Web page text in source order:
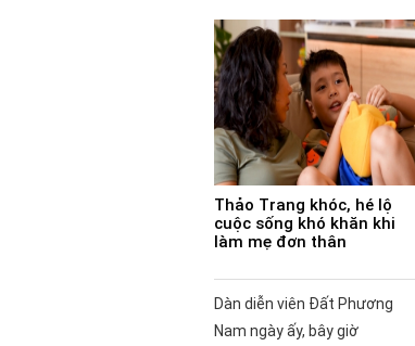
Thảo Trang khóc, hé lộ
cuộc sống khó khăn khi
làm mẹ đơn thân
Dàn diễn viên Đất Phương
Nam ngày ấy, bây giờ